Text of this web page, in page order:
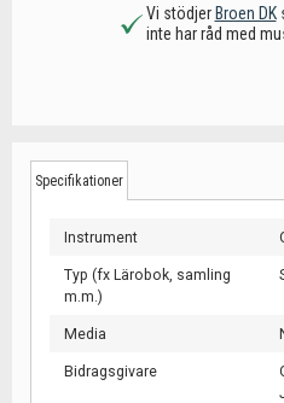
Vi stödjerBroen DK
inte har råd med
Specifikationer
Instrument
Typ (fx Lärobok, samling
m.m.)
Media
Bidragsgivare